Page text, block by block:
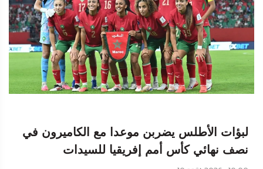
لبؤات الأطلس يضربن موعدا مع الكاميرون في
نصف نهائي كأس أمم إفريقيا للسيدات